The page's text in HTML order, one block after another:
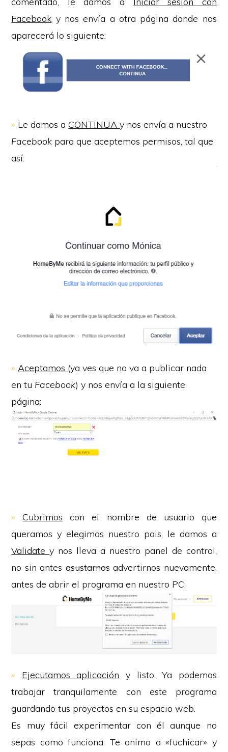
Facebook y nos envía a otra página donde nos
aparecerá lo siguiente:
» Le damos aCONTINUAy nos envía a nuestro
Facebook para que aceptemos permisos, tal que
así:
»Aceptamos (ya ves que no va a publicar nada
en tu Facebook) y nos envía a la siguiente
página:
»Cubrimos con el nombre de usuario que
queramos y elegimos nuestro pais, le damos a
Validatey nos lleva a nuestro panel de control,
no sin antesasustarnosadvertirnos nuevamente,
antes de abrir el programa en nuestro PC:
» Ejecutamos aplicación y listo. Ya podemos
trabajar tranquilamente con este programa
guardando tus proyectos en su espacio web.
Es muy fácil experimentar con él aunque no
sepas como funciona. Te animo a «fuchicar» y